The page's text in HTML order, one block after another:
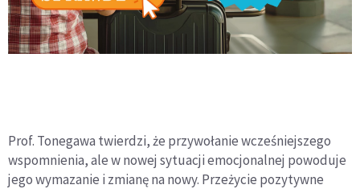
Prof. Tonegawa twierdzi, że przywołanie wcześniejszego
wspomnienia, ale w nowej sytuacji emocjonalnej powoduje
jego wymazanie i zmianę na nowy. Przeżycie pozytywne